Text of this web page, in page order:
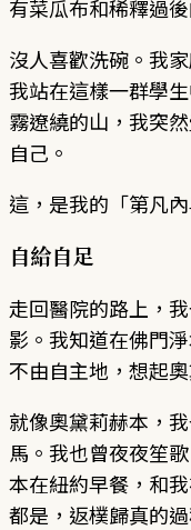
有菜瓜布和稀釋過
沒人喜歡洗碗。我
我站在這樣一群學
霧遼繞的山，我突
自己。
這，是我的「第凡
自給自足
走回醫院的路上，
影。我知道在佛門
不由自主地，想起
就像奧黛莉赫本，
馬。我也曾夜夜笙
本在紐約早餐，和
都是，返樸歸真的過